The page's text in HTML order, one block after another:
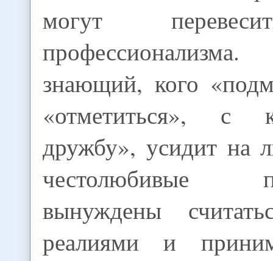
могут
знающий, кого
«отметиться», с
дружбу», усидит на
честолюбивые
вынуждены
реалиями и